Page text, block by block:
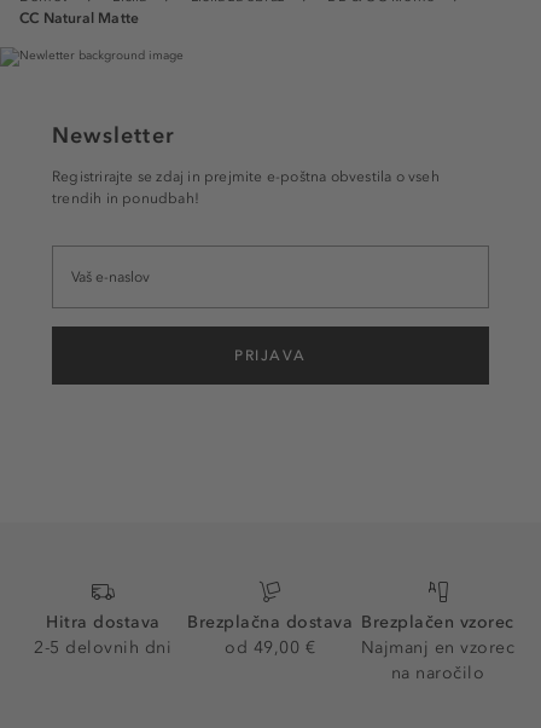
CC Natural Matte
Newsletter
Registrirajte se zdaj in prejmite e-poštna obvestila o vseh
trendih in ponudbah!
PRIJAVA
Hitra dostava
2-5 delovnih dni
Brezplačna dostava
od 49,00 €
Brezplačen vzorec
Najmanj en vzorec
na naročilo